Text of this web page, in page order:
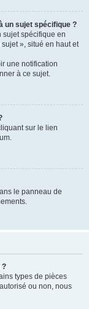
un sujet spécifique ?
sujet spécifique en
», situé en haut et
une notification
à ce sujet.
sur le lien
le panneau de
?
types de pièces
ou non, nous